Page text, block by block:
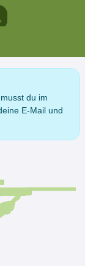
du im
E-Mail und